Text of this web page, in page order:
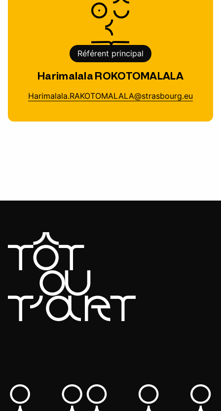
Référent principal
Harimalala ROKOTOMALALA
Harimalala.RAKOTOMALALA@strasbourg.eu